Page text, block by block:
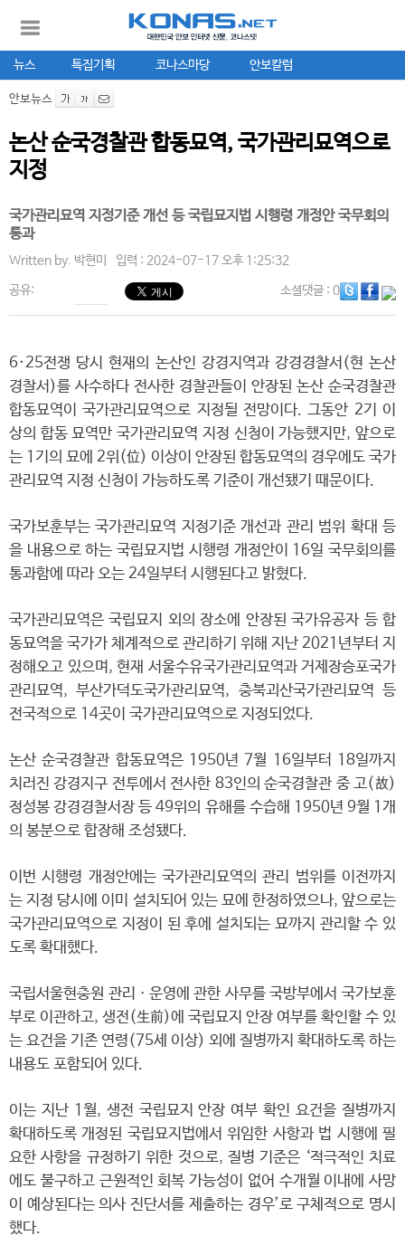
뉴스 특집기획 코나스마당 안보칼럼
안보뉴스
논산 순국경찰관 합동묘역, 국가관리묘역으로
지정
국가관리묘역 지정기준 개선 등 국립묘지법 시행령 개정안 국무회의
통과
Written by. 박현미 입력 : 2024-07-17 오후 1:25:32
공유: 소셜댓글: 0
6·25전쟁 당시 현재의 논산인 강경지역과 강경경찰서(현 논산
경찰서)를 사수하다 전사한 경찰관들이 안장된 논산 순국경찰관
합동묘역이 국가관리묘역으로 지정될 전망이다. 그동안 2기 이
상의 합동 묘역만 국가관리묘역 지정 신청이 가능했지만, 앞으로
는 1기의 묘에 2위(位) 이상이 안장된 합동묘역의 경우에도 국가
관리묘역 지정 신청이 가능하도록 기준이 개선됐기 때문이다.
국가보훈부는 국가관리묘역 지정기준 개선과 관리 범위 확대 등
을 내용으로 하는 국립묘지법 시행령 개정안이 16일 국무회의를
통과함에 따라 오는 24일부터 시행된다고 밝혔다.
국가관리묘역은 국립묘지 외의 장소에 안장된 국가유공자 등 합
동묘역을 국가가 체계적으로 관리하기 위해 지난 2021년부터 지
정해오고 있으며, 현재 서울수유국가관리묘역과 거제장승포국가
관리묘역, 부산가덕도국가관리묘역, 충북괴산국가관리묘역 등
전국적으로 14곳이 국가관리묘역으로 지정되었다.
논산 순국경찰관 합동묘역은 1950년 7월 16일부터 18일까지
치러진 강경지구 전투에서 전사한 83인의 순국경찰관 중 고(故)
정성봉 강경경찰서장 등 49위의 유해를 수습해 1950년 9월 1개
의 봉분으로 합장해 조성됐다.
이번 시행령 개정안에는 국가관리묘역의 관리 범위를 이전까지
는 지정 당시에 이미 설치되어 있는 묘에 한정하였으나, 앞으로는
국가관리묘역으로 지정이 된 후에 설치되는 묘까지 관리할 수 있
도록 확대했다.
국립서울현충원 관리ㆍ운영에 관한 사무를 국방부에서 국가보훈
부로 이관하고, 생전(生前)에 국립묘지 안장 여부를 확인할 수 있
는 요건을 기존 연령(75세 이상) 외에 질병까지 확대하도록 하는
내용도 포함되어 있다.
이는 지난 1월, 생전 국립묘지 안장 여부 확인 요건을 질병까지
확대하도록 개정된 국립묘지법에서 위임한 사항과 법 시행에 필
요한 사항을 규정하기 위한 것으로, 질병 기준은 ‘적극적인 치료
에도 불구하고 근원적인 회복 가능성이 없어 수개월 이내에 사망
이 예상된다는 의사 진단서를 제출하는 경우’로 구체적으로 명시
했다.